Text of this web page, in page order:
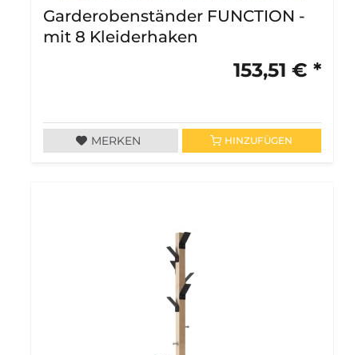
Garderobenständer FUNCTION -
mit 8 Kleiderhaken
153,51 € *
MERKEN HINZUFÜGEN